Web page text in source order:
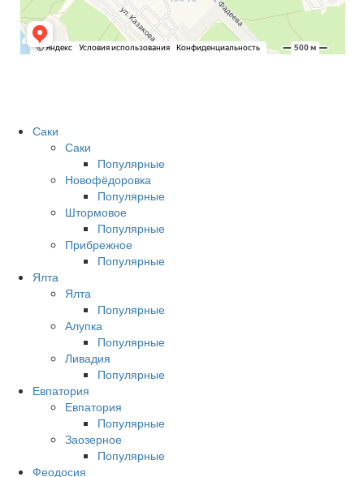
Саки
Саки
Популярные
Новофёдоровка
Популярные
Штормовое
Популярные
Прибрежное
Популярные
Ялта
Ялта
Популярные
Алупка
Популярные
Ливадия
Популярные
Евпатория
Евпатория
Популярные
Заозерное
Популярные
Феодосия